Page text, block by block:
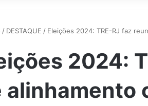
/ DESTAQUE / Eleições 2024: TRE-RJ faz
2024:
alinhamento